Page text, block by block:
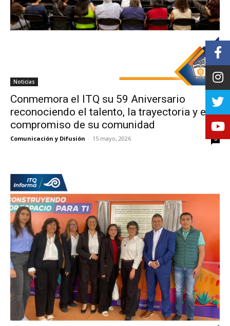
Noticias
Conmemora el ITQ su 59 Aniversario
reconociendo el talento, la trayectoria y el
compromiso de su comunidad
Comunicación y Difusión - 15 mayo, 2026 0